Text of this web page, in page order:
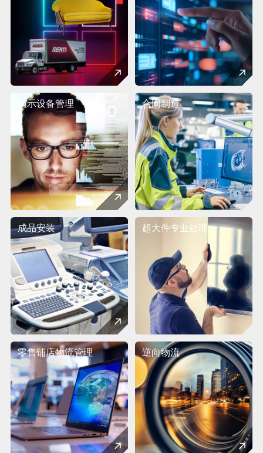
演示设备管理 合同制造
成品安装 超大件专业处理
零售铺店物流管理 逆向物流